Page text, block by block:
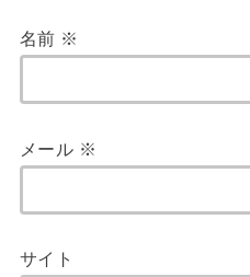
名前 ※
メール ※
サイト